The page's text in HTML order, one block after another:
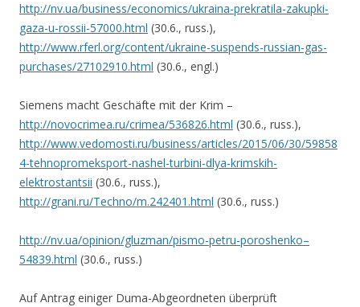
http://nv.ua/business/economics/ukraina-prekratila-zakupki-
gaza-u-rossii-57000.html (30.6., russ.),
http://www.rferl.org/content/ukraine-suspends-russian-gas-
purchases/27102910.html (30.6., engl.)
Siemens macht Geschäfte mit der Krim –
http://novocrimea.ru/crimea/536826.html (30.6., russ.),
http://www.vedomosti.ru/business/articles/2015/06/30/59858
4-tehnopromeksport-nashel-turbini-dlya-krimskih-
elektrostantsii (30.6., russ.),
http://grani.ru/Techno/m.242401.html (30.6., russ.)
http://nv.ua/opinion/gluzman/pismo-petru-poroshenko–
54839.html (30.6., russ.)
Auf Antrag einiger Duma-Abgeordneten überprüft